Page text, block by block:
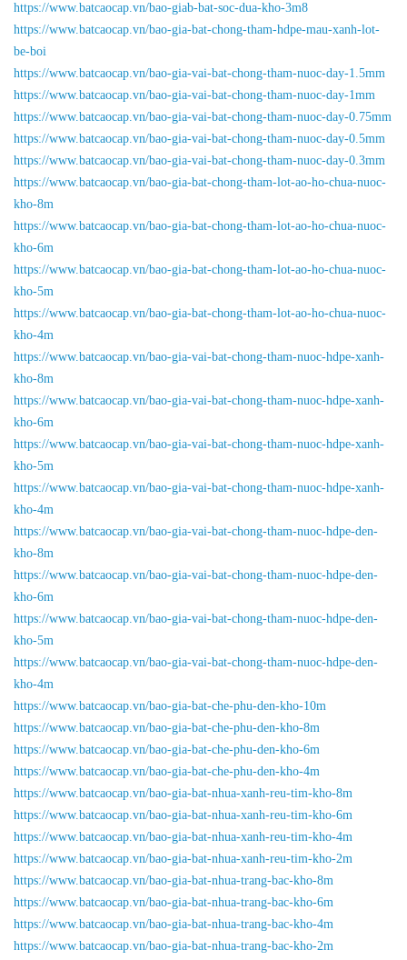
https://www.batcaocap.vn/bao-giab-bat-soc-dua-kho-3m8
https://www.batcaocap.vn/bao-gia-bat-chong-tham-hdpe-mau-xanh-lot-
be-boi
https://www.batcaocap.vn/bao-gia-vai-bat-chong-tham-nuoc-day-1.5mm
https://www.batcaocap.vn/bao-gia-vai-bat-chong-tham-nuoc-day-1mm
https://www.batcaocap.vn/bao-gia-vai-bat-chong-tham-nuoc-day-0.75mm
https://www.batcaocap.vn/bao-gia-vai-bat-chong-tham-nuoc-day-0.5mm
https://www.batcaocap.vn/bao-gia-vai-bat-chong-tham-nuoc-day-0.3mm
https://www.batcaocap.vn/bao-gia-bat-chong-tham-lot-ao-ho-chua-nuoc-
kho-8m
https://www.batcaocap.vn/bao-gia-bat-chong-tham-lot-ao-ho-chua-nuoc-
kho-6m
https://www.batcaocap.vn/bao-gia-bat-chong-tham-lot-ao-ho-chua-nuoc-
kho-5m
https://www.batcaocap.vn/bao-gia-bat-chong-tham-lot-ao-ho-chua-nuoc-
kho-4m
https://www.batcaocap.vn/bao-gia-vai-bat-chong-tham-nuoc-hdpe-xanh-
kho-8m
https://www.batcaocap.vn/bao-gia-vai-bat-chong-tham-nuoc-hdpe-xanh-
kho-6m
https://www.batcaocap.vn/bao-gia-vai-bat-chong-tham-nuoc-hdpe-xanh-
kho-5m
https://www.batcaocap.vn/bao-gia-vai-bat-chong-tham-nuoc-hdpe-xanh-
kho-4m
https://www.batcaocap.vn/bao-gia-vai-bat-chong-tham-nuoc-hdpe-den-
kho-8m
https://www.batcaocap.vn/bao-gia-vai-bat-chong-tham-nuoc-hdpe-den-
kho-6m
https://www.batcaocap.vn/bao-gia-vai-bat-chong-tham-nuoc-hdpe-den-
kho-5m
https://www.batcaocap.vn/bao-gia-vai-bat-chong-tham-nuoc-hdpe-den-
kho-4m
https://www.batcaocap.vn/bao-gia-bat-che-phu-den-kho-10m
https://www.batcaocap.vn/bao-gia-bat-che-phu-den-kho-8m
https://www.batcaocap.vn/bao-gia-bat-che-phu-den-kho-6m
https://www.batcaocap.vn/bao-gia-bat-che-phu-den-kho-4m
https://www.batcaocap.vn/bao-gia-bat-nhua-xanh-reu-tim-kho-8m
https://www.batcaocap.vn/bao-gia-bat-nhua-xanh-reu-tim-kho-6m
https://www.batcaocap.vn/bao-gia-bat-nhua-xanh-reu-tim-kho-4m
https://www.batcaocap.vn/bao-gia-bat-nhua-xanh-reu-tim-kho-2m
https://www.batcaocap.vn/bao-gia-bat-nhua-trang-bac-kho-8m
https://www.batcaocap.vn/bao-gia-bat-nhua-trang-bac-kho-6m
https://www.batcaocap.vn/bao-gia-bat-nhua-trang-bac-kho-4m
https://www.batcaocap.vn/bao-gia-bat-nhua-trang-bac-kho-2m